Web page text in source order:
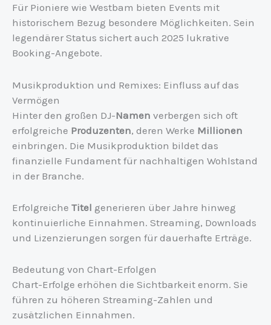
Für Pioniere wie Westbam bieten Events mit
historischem Bezug besondere Möglichkeiten. Sein
legendärer Status sichert auch 2025 lukrative
Booking-Angebote.
Musikproduktion und Remixes: Einfluss auf das
Vermögen
Hinter den großen DJ-Namen verbergen sich oft
erfolgreiche Produzenten, deren Werke Millionen
einbringen. Die Musikproduktion bildet das
finanzielle Fundament für nachhaltigen Wohlstand
in der Branche.
Erfolgreiche Titel generieren über Jahre hinweg
kontinuierliche Einnahmen. Streaming, Downloads
und Lizenzierungen sorgen für dauerhafte Erträge.
Bedeutung von Chart-Erfolgen
Chart-Erfolge erhöhen die Sichtbarkeit enorm. Sie
führen zu höheren Streaming-Zahlen und
zusätzlichen Einnahmen.